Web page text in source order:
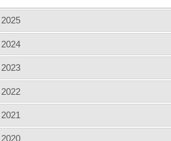
2025
2024
2023
2022
2021
2020